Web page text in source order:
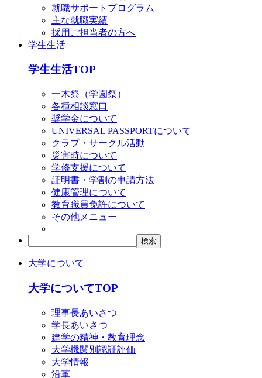
就職サポートプログラム
主な就職実績
採用ご担当者の方へ
学生生活
学生生活TOP
一木祭（学園祭）
各種相談窓口
奨学金について
UNIVERSAL PASSPORTについて
クラブ・サークル活動
災害時について
学修支援について
証明書・学割の申請方法
健康管理について
教育職員免許について
その他メニュー
大学について
大学についてTOP
理事長あいさつ
学長あいさつ
建学の精神・教育理念
大学機関別認証評価
大学情報
沿革